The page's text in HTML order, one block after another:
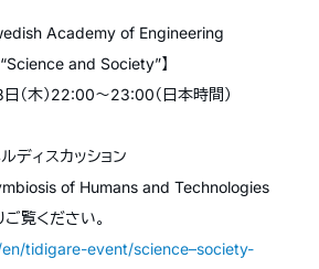
Academy of Engineering
and Society”】
（木）22:00〜23:00（日本時間）
ディスカッション
of Humans and Technologies
覧ください。
tidigare-event/science–society-